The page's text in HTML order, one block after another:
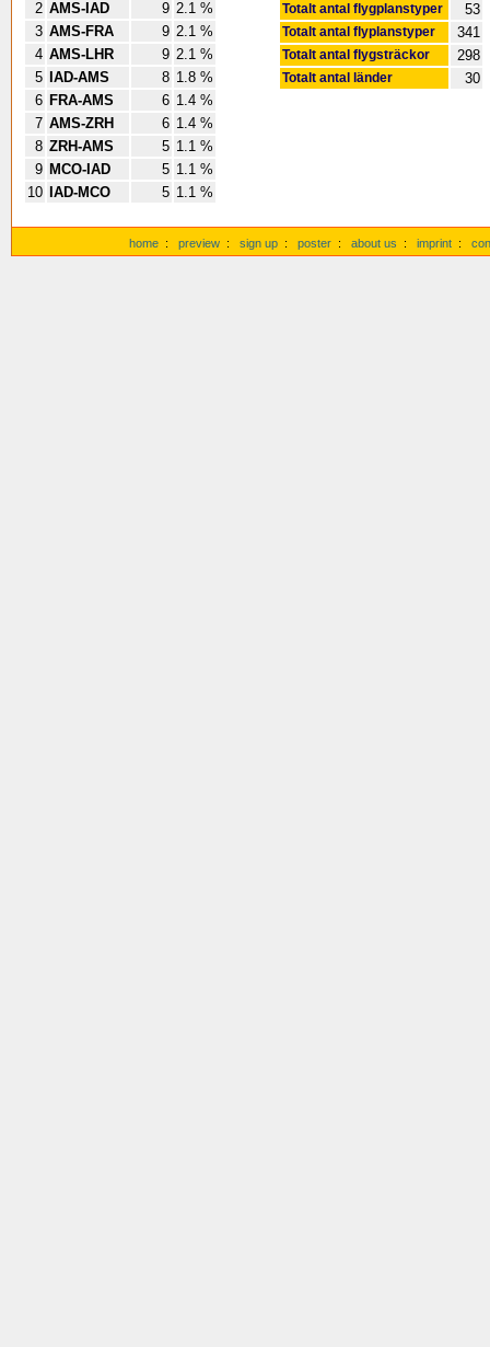
2 AMS-IAD 9 2.1 %
3 AMS-FRA 9 2.1 %
4 AMS-LHR 9 2.1 %
5
IAD-AMS 8 1.8 %
6 FRA-AMS 6 1.4 %
7 AMS-ZRH 6 1.4 %
8 ZRH-AMS 5 1.1 %
9 MCO-IAD 5 1.1 %
10
IAD-MCO 5 1.1 %
Totalt antal flygplanstyper 53
Totalt antal flyplanstyper 341
Totalt antal flygsträckor 298
Totalt antal länder 30
home : preview : sign up : poster : about us : imprint :